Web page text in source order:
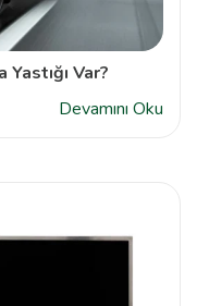
Var?
Devamını Oku